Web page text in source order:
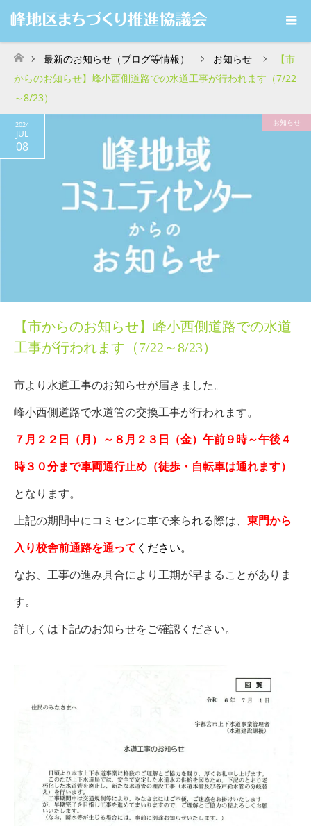
ホーム
最新のお知らせ（ブログ等情報） お知らせ
【市
からのお知らせ】峰小西側道路での水道工事が行われます（7/22
～8/23）
2024
JUL
08
お知らせ
【市からのお知らせ】峰小西側道路での水道
工事が行われます（7/22～8/23）
市より水道工事のお知らせが届きました。
峰小西側道路で水道管の交換工事が行われます。
７月２２日（月）～８月２３日（金）午前９時～午後４
時３０分まで車両通行止め（徒歩・自転車は通れます）
となります。
上記の期間中にコミセンに車で来られる際は、 東門から
入り校舎前通路を通って ください。
なお、工事の進み具合により工期が早まることがありま
す。
詳しくは下記のお知らせをご確認ください。